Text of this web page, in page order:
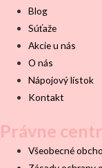
Blog
Súťaže
Akcie u nás
O nás
Nápojový lístok
Kontakt
Právne
Všeobecné